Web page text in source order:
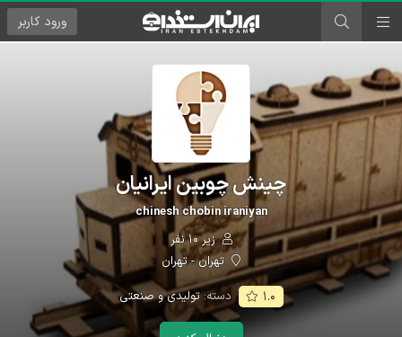
ورود کاربر
چینش چوبین ایرانیان
chinesh chobin iraniyan
زیر ۱۰ نفر
تهران - تهران
۱.۰ دسته:تولیدی و صنعتی